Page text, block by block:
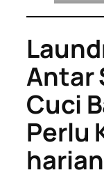
Antar
Cuci
Perlu
harian